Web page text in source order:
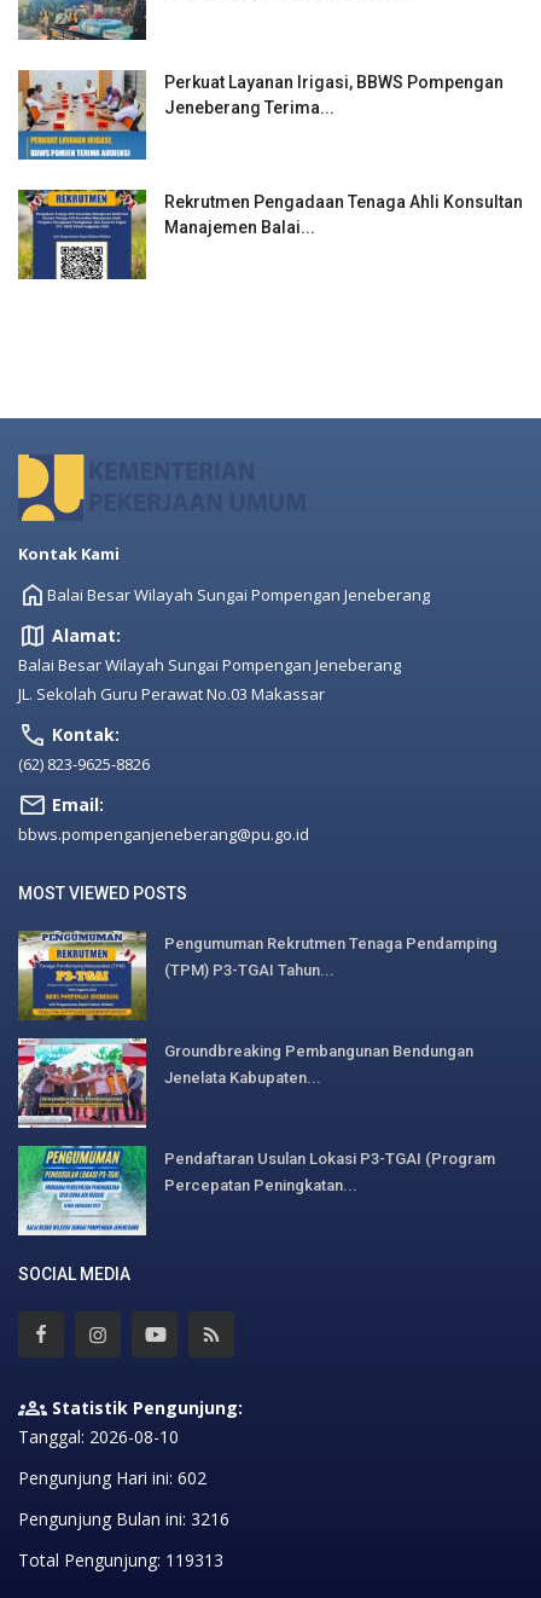
Perkuat Layanan Irigasi, BBWS Pompengan
Jeneberang Terima...
Rekrutmen Pengadaan Tenaga Ahli Konsultan
Manajemen Balai...
Kontak Kami
Balai Besar Wilayah Sungai Pompengan Jeneberang
Alamat:
Balai Besar Wilayah Sungai Pompengan Jeneberang
JL. Sekolah Guru Perawat No.03 Makassar
Kontak:
(62) 823-9625-8826
Email:
bbws.pompenganjeneberang@pu.go.id
MOST VIEWED POSTS
Pengumuman Rekrutmen Tenaga Pendamping
(TPM) P3-TGAI Tahun...
Groundbreaking Pembangunan Bendungan
Jenelata Kabupaten...
Pendaftaran Usulan Lokasi P3-TGAI (Program
Percepatan Peningkatan...
SOCIAL MEDIA
Statistik Pengunjung:
Tanggal: 2026-08-10
Pengunjung Hari ini: 602
Pengunjung Bulan ini: 3216
Total Pengunjung: 119313